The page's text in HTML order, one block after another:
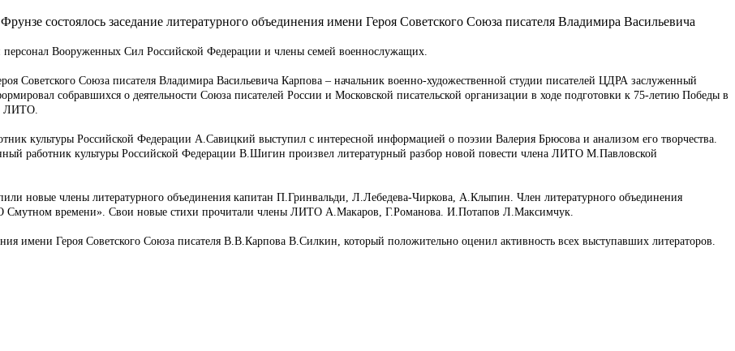
состоялось заседание литературного объединения имени Героя Советского Союза писателя Владимира Васильевича
Вооруженных Сил Российской Федерации и члены семей военнослужащих.
Советского Союза писателя Владимира Васильевича Карпова – начальник военно-художественной студии писателей ЦДРА заслуженный
собравшихся о деятельности Союза писателей России и Московской писательской организации в ходе подготовки к 75-летию Победы в
ЛИТО.
культуры Российской Федерации А.Савицкий выступил с интересной информацией о поэзии Валерия Брюсова и анализом его творчества.
работник культуры Российской Федерации В.Шигин произвел литературный разбор новой повести члена ЛИТО М.Павловской
новые члены литературного объединения капитан П.Гринвальди, Л.Лебедева-Чиркова, А.Клыпин. Член литературного объединения
Смутном времени». Свои новые стихи прочитали члены ЛИТО А.Макаров, Г.Романова. И.Потапов Л.Максимчук.
имени Героя Советского Союза писателя В.В.Карпова В.Силкин, который положительно оценил активность всех выступавших литераторов.